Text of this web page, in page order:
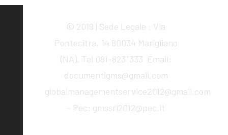
© 2019 | Sede Legale : Via
Pontecitra, 14 80034 Marigliano
(NA). Tel 081-8231333 Email:
documentigms@gmail.com
globalmanagementservice2012@gmail.com
- Pec: gmssrl2012@pec.it